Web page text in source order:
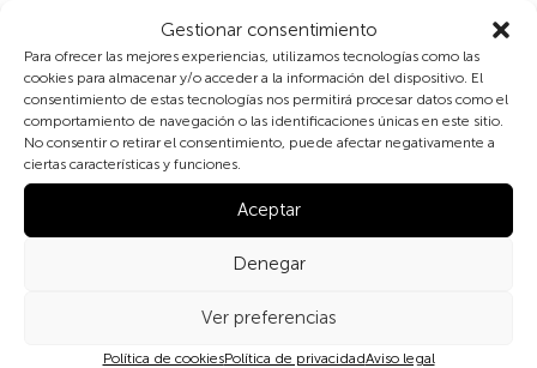
Gestionar consentimiento
Para ofrecer las mejores experiencias, utilizamos tecnologías como las
cookies para almacenar y/o acceder a la información del dispositivo. El
consentimiento de estas tecnologías nos permitirá procesar datos como el
comportamiento de navegación o las identificaciones únicas en este sitio.
No consentir o retirar el consentimiento, puede afectar negativamente a
ciertas características y funciones.
Aceptar
Denegar
Ver preferencias
Política de cookiesPolítica de privacidadAviso legal
Louisa Brandredth Aldrich-
Blake (1865-1925)
Fue una de las primeras mujeres británicas que se graduó en
Medicina en la Universidad de Londres, y la primera mujer en
obtener una Maestría en Cirugía; Cirujana Senior realizó unas
de las primeras operaciones de cáncer cervical y rectal.
También fue decana dela London School of Medicine for
Women (Royal Free Hospital), alentando a las mujeres a